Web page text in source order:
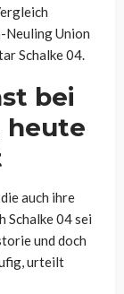
Neuling Union
Schalke 04.
bei
heute
auch ihre
Schalke 04 sei
und doch
urteilt